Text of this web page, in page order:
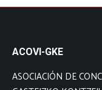
ACOVI-GKE
ASOCIACIÓN DE